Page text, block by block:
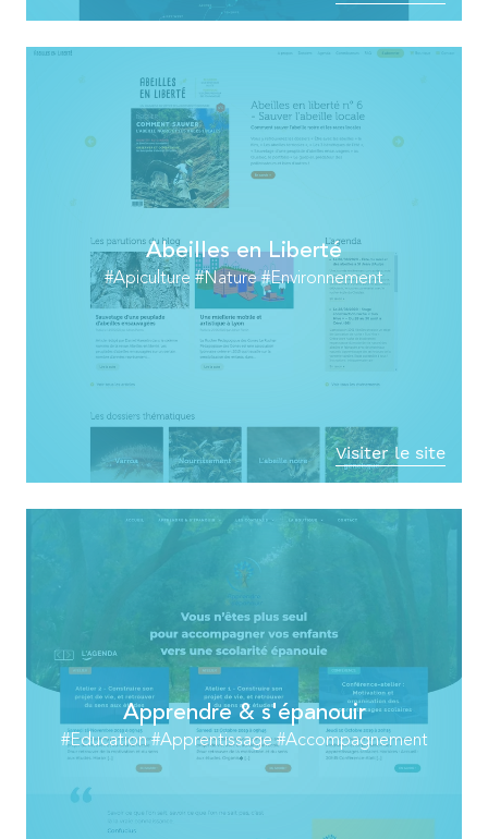
Abeilles en Liberté
#Apiculture #Nature #Environnement
Visiter le site
Apprendre & s'épanouir
#Education #Apprentissage #Accompagnement